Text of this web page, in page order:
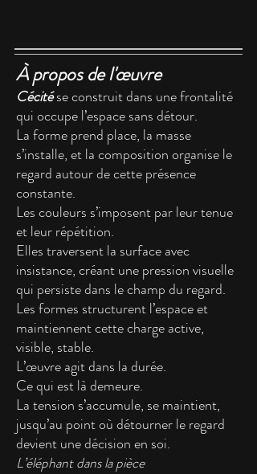
À propos de l'œuvre
Cécitése construit dans une frontalité
qui occupe l’espace sans détour.
La forme prend place, la masse
s’installe, et la composition organise le
regard autour de cette présence
constante.
Les couleurs s’imposent par leur tenue
et leur répétition.
Elles traversent la surface avec
insistance, créant une pression visuelle
qui persiste dans le champ du regard.
Les formes structurent l’espace et
maintiennent cette charge active,
visible, stable.
L’œuvre agit dans la durée.
Ce qui est là demeure.
La tension s’accumule, se maintient,
jusqu’au point où détourner le regard
devient une décision en soi.
L’éléphant dans la pièce